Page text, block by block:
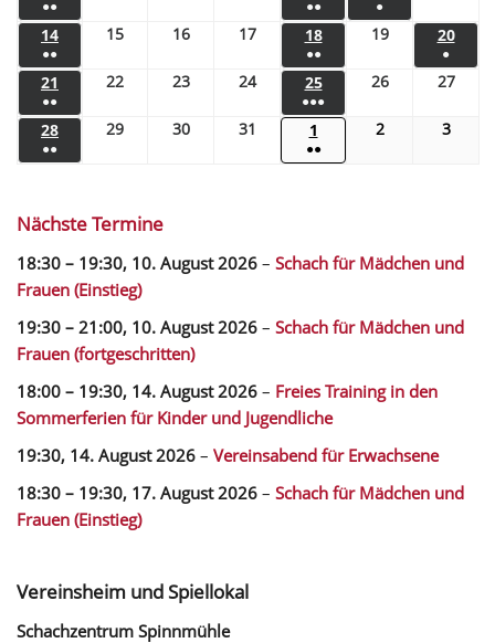
●● ●● ●
14
●●
15 16 17 18
●●
19 20
●
21
●●
22 23 24 25
●●●
26 27
28
●●
29 30 31 1
●●
2 3
Nächste Termine
18:30 – 19:30, 10. August 2026 – Schach für Mädchen und
Frauen (Einstieg)
19:30 – 21:00, 10. August 2026 – Schach für Mädchen und
Frauen (fortgeschritten)
18:00 – 19:30, 14. August 2026 – Freies Training in den
Sommerferien für Kinder und Jugendliche
19:30, 14. August 2026 – Vereinsabend für Erwachsene
18:30 – 19:30, 17. August 2026 – Schach für Mädchen und
Frauen (Einstieg)
Vereinsheim und Spiellokal
Schachzentrum Spinnmühle